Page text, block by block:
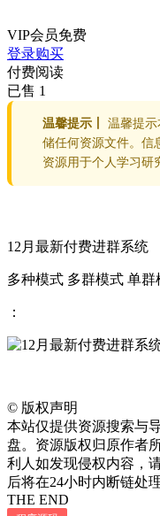
VIP会员免费
登录购买
付费阅读
已售 1
温馨提示丨
温馨提
储任何资源文件。信
资源用于个人学习研
12月最新付费进群系统
多种模式 多群模式 单
：
© 版权声明
本站仅提供资源搜索与
盘。资源版权归原作者
利人如发现侵权内容，
后将在24小时内断链处理
THE END